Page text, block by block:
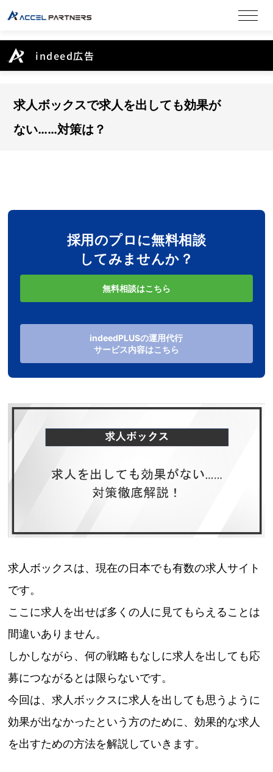
indeed広告
求人ボックスで求人を出しても効果が
ない……対策は？
採用のプロに無料相談
してみませんか？
無料相談はこちら
indeedPLUSの運用代行
サービス内容はこちら
求人ボックスは、現在の日本でも有数の求人サイト
です。
ここに求人を出せば多くの人に見てもらえることは
間違いありません。
しかしながら、何の戦略もなしに求人を出しても応
募につながるとは限らないです。
今回は、求人ボックスに求人を出しても思うように
効果が出なかったという方のために、効果的な求人
を出すための方法を解説していきます。